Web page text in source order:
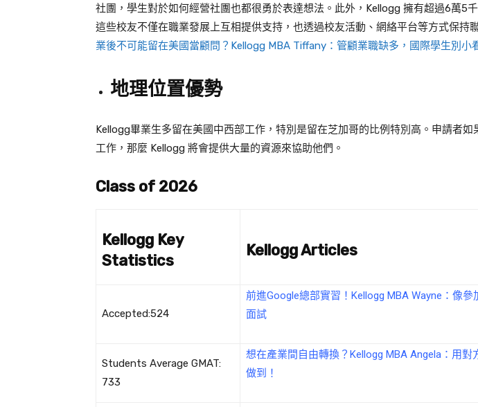
社團，學生對於如何經營社團也都很勇於表達想法。此外，Kellogg 擁有超過6萬5
這些校友不僅在職業發展上互相提供支持，也透過校友活動、網絡平台等方式保持
業後不可能留在美國當顧問？Kellogg MBA Tiffany：管顧業職缺多，國際學生別小
地理位置優勢
Kellogg畢業生多留在美國中西部工作，特別是留在芝加哥的比例特別高。申請者如
工作，那麼 Kellogg 將會提供大量的資源來協助他們。
Class of 2026
Kellogg Key
Statistics
Kellogg Articles
Accepted:524
前進Google總部實習！Kellogg MBA Wayne：像
面試
Students Average GMAT:
733
想在產業間自由轉換？Kellogg MBA Angela：用
做到！